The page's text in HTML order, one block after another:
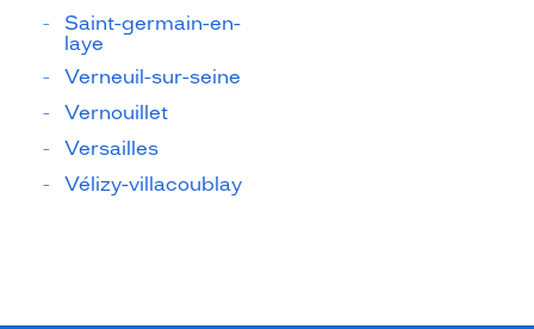
Saint-germain-en-
laye
Verneuil-sur-seine
Vernouillet
Versailles
Vélizy-villacoublay